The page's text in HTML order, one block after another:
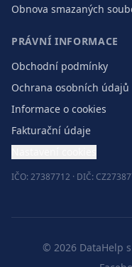
Obnova smazaných
PRÁVNÍ INFORMACE
Obchodní podmínky
Ochrana osobních údajů
Informace o cookies
Fakturační údaje
IČO: 27387712 · DIČ:
© 2026 DataHelp